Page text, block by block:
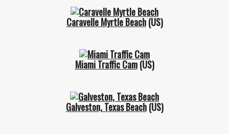
Caravelle Myrtle Beach(US)
Miami Traffic Cam(US)
Galveston, Texas Beach(US)